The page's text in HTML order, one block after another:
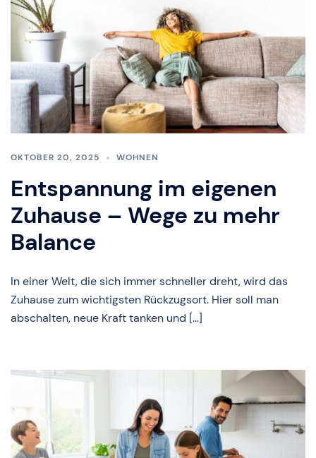
OKTOBER 20, 2025 WOHNEN
Entspannung im eigenen
Zuhause – Wege zu mehr
Balance
In einer Welt, die sich immer schneller dreht, wird das
Zuhause zum wichtigsten Rückzugsort. Hier soll man
abschalten, neue Kraft tanken und […]